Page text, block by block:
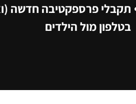
תקבלי פרספקטיבה חדשה
בטלפון מול הילדים